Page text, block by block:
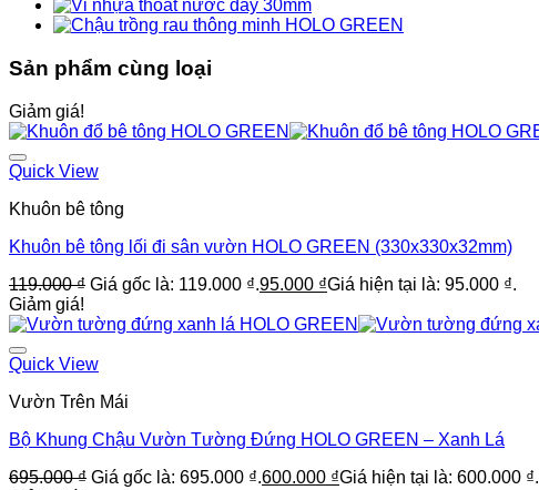
Sản phẩm cùng loại
Giảm giá!
Quick View
Khuôn bê tông
Khuôn bê tông lối đi sân vườn HOLO GREEN (330x330x32mm)
119.000₫ Giá gốc là: 119.000 ₫.95.000 ₫Giá hiện tại là: 95.000 ₫.
Giảm giá!
Quick View
Vườn Trên Mái
Bộ Khung Chậu Vườn Tường Đứng HOLO GREEN – Xanh Lá
695.000₫ Giá gốc là: 695.000 ₫.600.000 ₫Giá hiện tại là: 600.000 ₫.